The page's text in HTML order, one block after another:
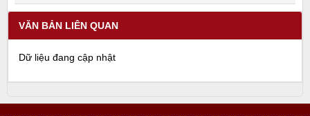
VĂN BẢN LIÊN QUAN
Dữ liệu đang cập nhật